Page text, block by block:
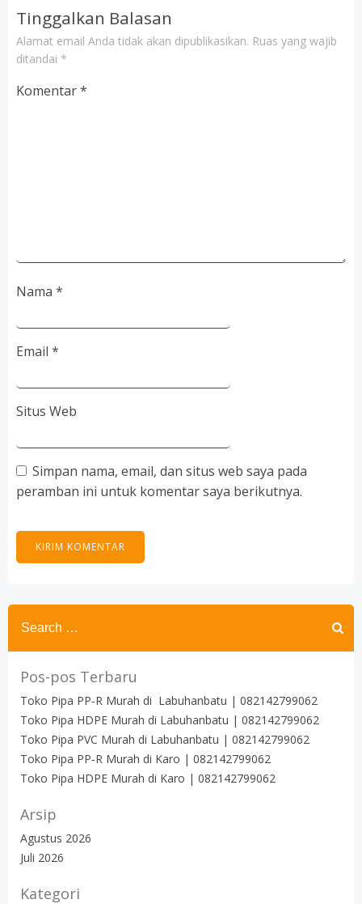
Tinggalkan Balasan
Alamat email Anda tidak akan dipublikasikan. Ruas yang wajib
ditandai *
Komentar*
Nama *
Email *
Situs Web
Simpan nama, email, dan situs web saya pada
peramban ini untuk komentar saya berikutnya.
Search
for:
Pos-pos Terbaru
Toko Pipa PP-R Murah di Labuhanbatu | 082142799062
Toko Pipa HDPE Murah di Labuhanbatu | 082142799062
Toko Pipa PVC Murah di Labuhanbatu | 082142799062
Toko Pipa PP-R Murah di Karo | 082142799062
Toko Pipa HDPE Murah di Karo | 082142799062
Arsip
Agustus 2026
Juli 2026
Kategori